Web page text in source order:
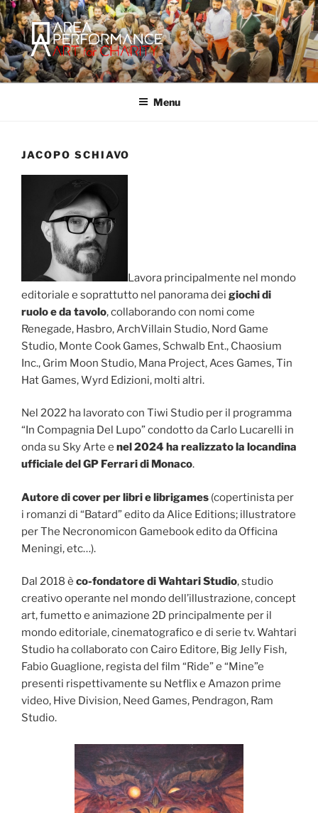
Salta
al
contenuto
AREA PERFORMANCE
Sito ufficiale della Onlus Area Performance.
Menu
JACOPO SCHIAVO
Lavora principalmente nel mondo
editoriale e soprattutto nel panorama dei giochi di
ruolo e da tavolo, collaborando con nomi come
Renegade, Hasbro, ArchVillain Studio, Nord Game
Studio, Monte Cook Games, Schwalb Ent., Chaosium
Inc., Grim Moon Studio, Mana Project, Aces Games, Tin
Hat Games, Wyrd Edizioni, molti altri.
Nel 2022 ha lavorato con Tiwi Studio per il programma
“In Compagnia Del Lupo” condotto da Carlo Lucarelli in
onda su Sky Arte e nel 2024 ha realizzato la locandina
ufficiale del GP Ferrari di Monaco.
Autore di cover per libri e librigames (copertinista per
i romanzi di “Batard” edito da Alice Editions; illustratore
per The Necronomicon Gamebook edito da Officina
Meningi, etc…).
Dal 2018 è co-fondatore di Wahtari Studio, studio
creativo operante nel mondo dell’illustrazione, concept
art, fumetto e animazione 2D principalmente per il
mondo editoriale, cinematografico e di serie tv. Wahtari
Studio ha collaborato con Cairo Editore, Big Jelly Fish,
Fabio Guaglione, regista del film “Ride” e “Mine”e
presenti rispettivamente su Netflix e Amazon prime
video, Hive Division, Need Games, Pendragon, Ram
Studio.